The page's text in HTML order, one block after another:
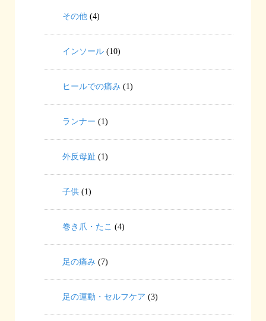
その他 (4)
インソール (10)
ヒールでの痛み (1)
ランナー (1)
外反母趾 (1)
子供 (1)
巻き爪・たこ (4)
足の痛み (7)
足の運動・セルフケア (3)